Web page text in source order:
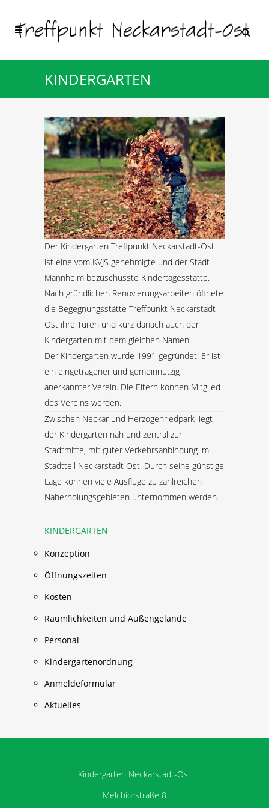
KINDERGARTEN
Der Kindergarten Treffpunkt Neckarstadt-Ost
ist eine vom KVJS genehmigte und der Stadt
Mannheim bezuschusste Kindertagesstätte.
Nach gründlichen Renovierungsarbeiten öffnete
die Begegnungsstätte Treffpunkt Neckarstadt
Ost ihre Türen und kurz danach auch der
Kindergarten mit dem gleichen Namen.
Der Kindergarten wurde 1991 gegründet. Er ist
ein eingetragener und gemeinnützig
anerkannter Verein. Die Eltern können Mitglied
des Vereins werden.
Zwischen Neckar und Herzogenriedpark liegt
der Kindergarten nah und zentral zur
Stadtmitte, mit guter Verkehrsanbindung im
Stadtteil Neckarstadt Ost. Durch seine günstige
Lage können viele Ausflüge zu zahlreichen
Naherholungsgebieten unternommen werden.
KINDERGARTEN
Konzeption
Öffnungszeiten
Kosten
Räumlichkeiten und Außengelände
Personal
Kindergartenordnung
Anmeldeformular
Aktuelles
Kindergarten Neckarstadt-Ost
Melchiorstraße 8